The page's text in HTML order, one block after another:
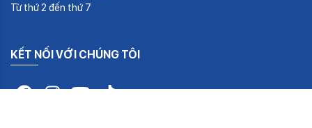
Từ thứ 2 đến thứ 7
KẾT NỐI VỚI CHÚNG TÔI